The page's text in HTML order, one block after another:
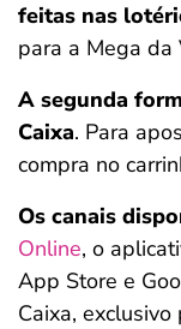
feitas nas
para a Mega da
A segunda
Caixa. Para
compra no
Os canais
Online, o
App Store e
Caixa,